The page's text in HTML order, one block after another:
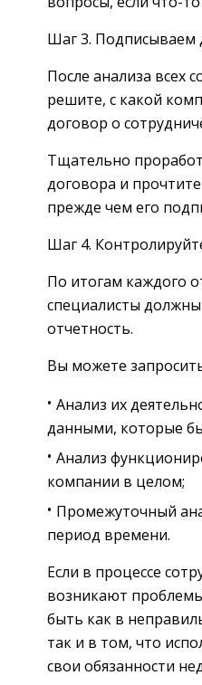
Шаг 3. Подписываем
После анализа всех
решите, с какой
договор о
Тщательно
договора и
прежде чем его
Шаг 4.
По итогам каждого
специалисты
отчетность.
Вы можете
Анализ их
данными, которые
Анализ
компании в целом;
Промежуточный
период времени.
Если в процессе
возникают
быть как в
так и в том, что
свои обязанности